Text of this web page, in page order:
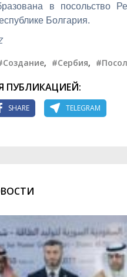
в посольство
Болгария.
, #Сербия,
ПУБЛИКАЦИЕЙ:
SHARE TELEGRAM